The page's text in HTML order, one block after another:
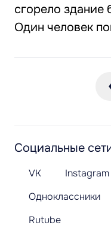
сгорело здание
Один человек
Социальные
VK Instagram
Одноклассники
Rutube